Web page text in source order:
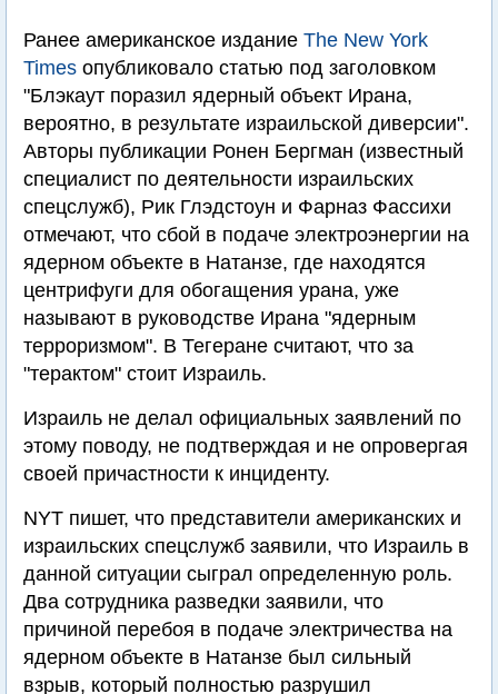
Ранее американское издание The New York
Times опубликовало статью под заголовком
"Блэкаут поразил ядерный объект Ирана,
вероятно, в результате израильской диверсии".
Авторы публикации Ронен Бергман (известный
специалист по деятельности израильских
спецслужб), Рик Глэдстоун и Фарназ Фассихи
отмечают, что сбой в подаче электроэнергии на
ядерном объекте в Натанзе, где находятся
центрифуги для обогащения урана, уже
называют в руководстве Ирана "ядерным
терроризмом". В Тегеране считают, что за
"терактом" стоит Израиль.
Израиль не делал официальных заявлений по
этому поводу, не подтверждая и не опровергая
своей причастности к инциденту.
NYT пишет, что представители американских и
израильских спецслужб заявили, что Израиль в
данной ситуации сыграл определенную роль.
Два сотрудника разведки заявили, что
причиной перебоя в подаче электричества на
ядерном объекте в Натанзе был сильный
взрыв, который полностью разрушил